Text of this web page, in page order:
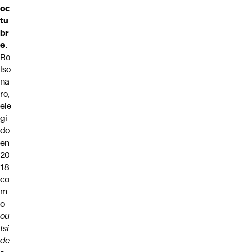
oc
tu
br
e.
Bo
lso
na
ro,
ele
gi
do
en
20
18
co
m
o
ou
tsi
de